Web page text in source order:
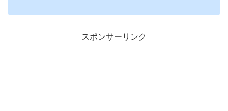
スポンサーリンク